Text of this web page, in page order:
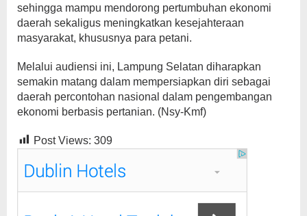
sehingga mampu mendorong pertumbuhan ekonomi
daerah sekaligus meningkatkan kesejahteraan
masyarakat, khususnya para petani.
Melalui audiensi ini, Lampung Selatan diharapkan
semakin matang dalam mempersiapkan diri sebagai
daerah percontohan nasional dalam pengembangan
ekonomi berbasis pertanian. (Nsy-Kmf)
Post Views: 309